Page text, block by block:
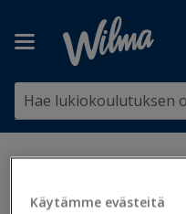
Olet tässä:Koulunkäynti,
Käytämme evästeitä